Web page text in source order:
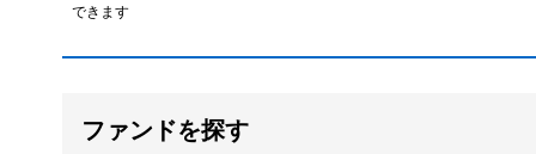
できます
ファンドを探す